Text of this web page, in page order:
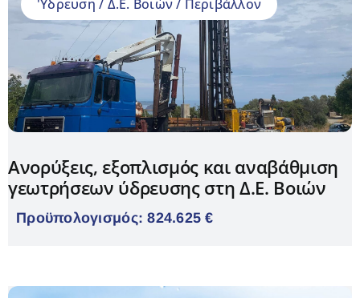
'Υδρευση / Δ.Ε. Βοιών / Περιβάλλον
Ανορύξεις, εξοπλισμός και αναβάθμιση
γεωτρήσεων ύδρευσης στη Δ.Ε. Βοιών
Προϋπολογισμός: 824.625 €